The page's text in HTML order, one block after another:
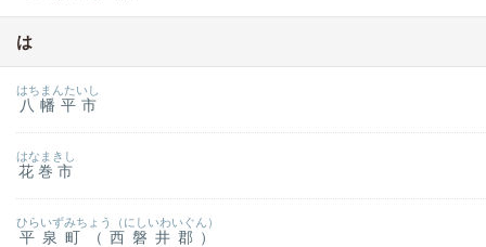
は
八幡平市
はちまんたいし
花巻市
はなまきし
平泉町（西磐井郡）
ひらいずみちょう（にしいわいぐん）